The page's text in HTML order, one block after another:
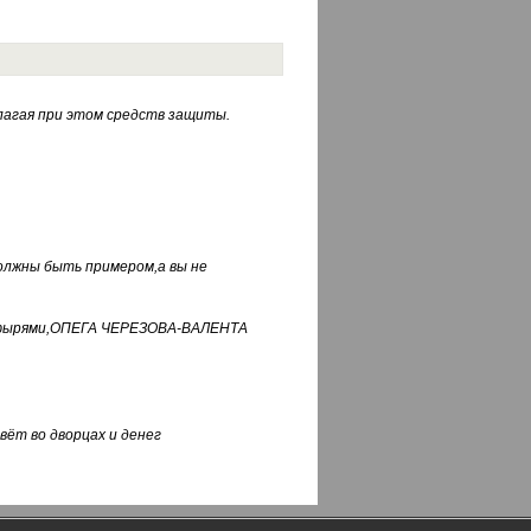
при этом средств защиты.
быть примером,а вы не
ЧЕРЕЗОВА-ВАЛЕНТА
во дворцах и денег